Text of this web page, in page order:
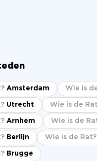
Amsterdam Wie is
Utrecht Wie is de
Arnhem Wie is de
Berlijn Wie is de Rat?
Brugge